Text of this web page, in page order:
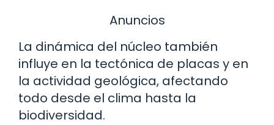
Anuncios
La dinámica del núcleo también
influye en la tectónica de placas y en
la actividad geológica, afectando
todo desde el clima hasta la
biodiversidad.